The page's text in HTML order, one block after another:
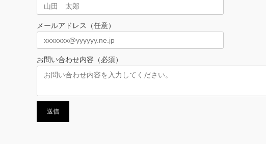
メールアドレス（任意）
お問い合わせ内容（必須）